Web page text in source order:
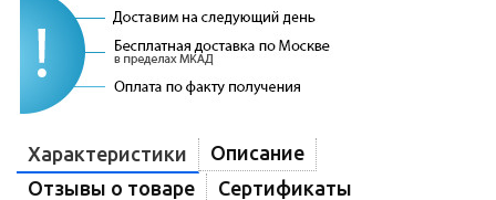
Характеристики
Описание
Отзывы о товаре
Сертификаты